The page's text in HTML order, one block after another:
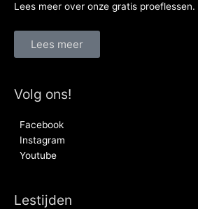
Lees meer over onze gratis proeflessen.
Lees meer
Volg ons!
Facebook
Instagram
Youtube
Lestijden